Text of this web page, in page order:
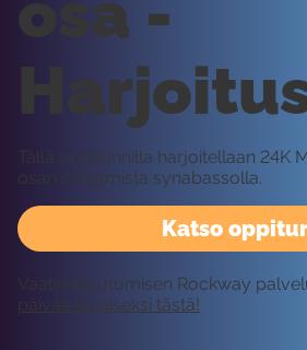
Katso
Tällä oppitunnilla harjoitellaan 24K
osan soittamista synabassolla.
Vaatii kirjautumisen Rockway
päivää ilmaiseksi tästä!